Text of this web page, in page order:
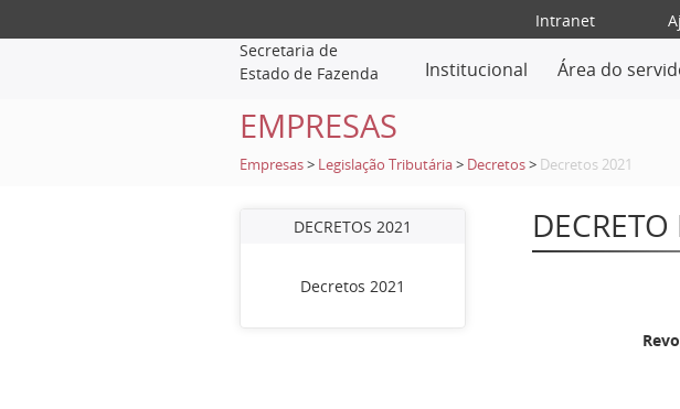
Intranet
Secretaria de
Estado de Fazenda
Institucional Área do
EMPRESAS
Empresas > Legislação Tributária > Decretos > Decretos 2021
DECRETOS 2021
Decretos 2021